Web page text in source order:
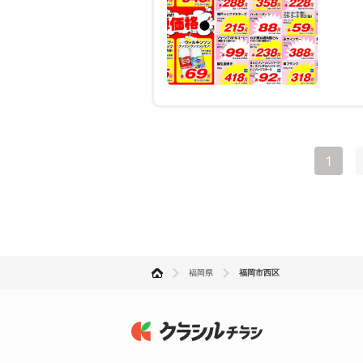
1
福岡県 福岡市西区